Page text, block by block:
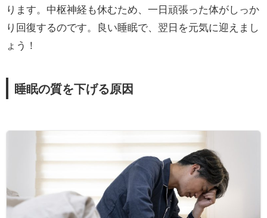
ります。中枢神経も休むため、一日頑張った体がしっか
り回復するのです。良い睡眠で、翌日を元気に迎えまし
ょう！
睡眠の質を下げる原因